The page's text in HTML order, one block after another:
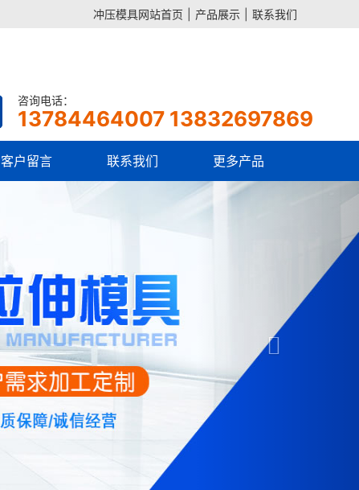
冲压模具网站首页 产品展示 联系我们
咨询电话：
13784464007 13832697869
客户留言 联系我们 更多产品